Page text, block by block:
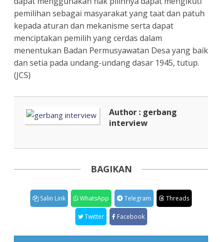
pemilihan sebagai masyarakat yang taat dan patuh
kepada aturan dan mekanisme serta dapat
menciptakan pemilih yang cerdas dalam
menentukan Badan Permusyawatan Desa yang baik
dan setia pada undang-undang dasar 1945, tutup.
(JCS)
Author : gerbang
interview
BAGIKAN
Salin Link WhatsApp Telegram Threads
Twitter Facebook